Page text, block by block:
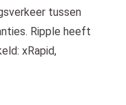
tussen
Ripple heeft
xRapid,